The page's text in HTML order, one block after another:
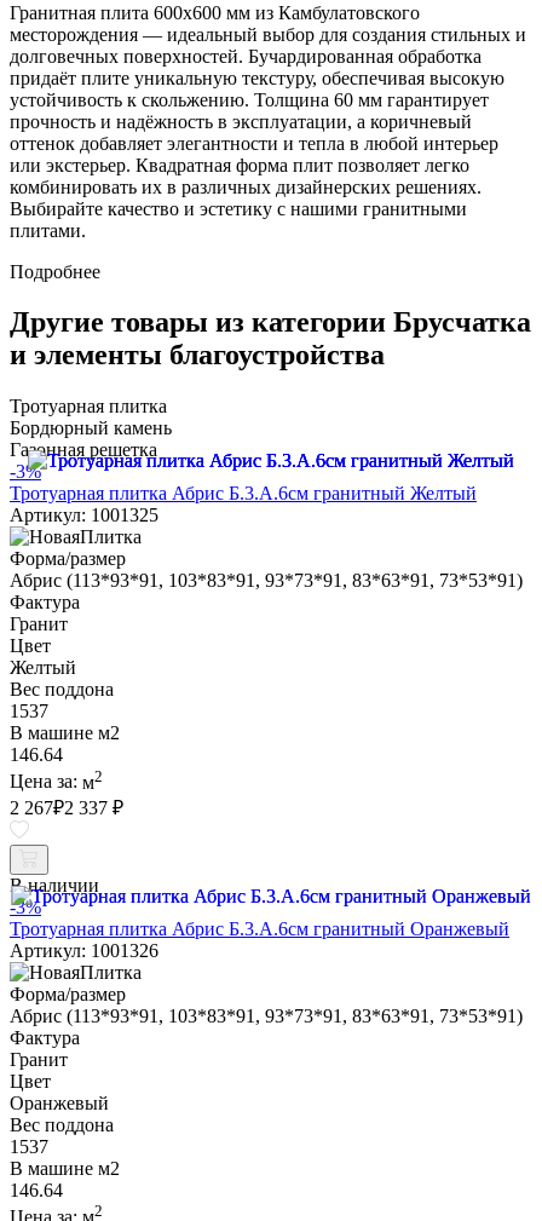
Гранитная плита 600х600 мм из Камбулатовского
месторождения — идеальный выбор для создания стильных и
долговечных поверхностей. Бучардированная обработка
придаёт плите уникальную текстуру, обеспечивая высокую
устойчивость к скольжению. Толщина 60 мм гарантирует
прочность и надёжность в эксплуатации, а коричневый
оттенок добавляет элегантности и тепла в любой интерьер
или экстерьер. Квадратная форма плит позволяет легко
комбинировать их в различных дизайнерских решениях.
Выбирайте качество и эстетику с нашими гранитными
плитами.
Подробнее
Другие товары из категории Брусчатка
и элементы благоустройства
Тротуарная плитка
Бордюрный камень
Газонная решетка
-3%
Тротуарная плитка Абрис Б.3.А.6см гранитный Желтый
Артикул: 1001325
Форма/размер
Абрис (113*93*91, 103*83*91, 93*73*91, 83*63*91, 73*53*91)
Фактура
Гранит
Цвет
Желтый
Вес поддона
1537
В машине м2
146.64
Цена за: м2
2 267₽2 337 ₽
В наличии
-3%
Тротуарная плитка Абрис Б.3.А.6см гранитный Оранжевый
Артикул: 1001326
Форма/размер
Абрис (113*93*91, 103*83*91, 93*73*91, 83*63*91, 73*53*91)
Фактура
Гранит
Цвет
Оранжевый
Вес поддона
1537
В машине м2
146.64
Цена за: м2